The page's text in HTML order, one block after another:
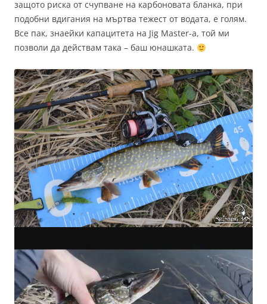
защото риска от счупване на карбоновата бланка, при
подобни вдигания на мъртва тежест от водата, е голям.
Все пак, знаейки капацитета на Jig Master-а, той ми
позволи да действам така – баш юнашката.